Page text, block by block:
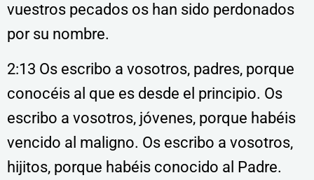
vuestros pecados os han sido perdonados
por su nombre.
2:13 Os escribo a vosotros, padres, porque
conocéis al que es desde el principio. Os
escribo a vosotros, jóvenes, porque habéis
vencido al maligno. Os escribo a vosotros,
hijitos, porque habéis conocido al Padre.